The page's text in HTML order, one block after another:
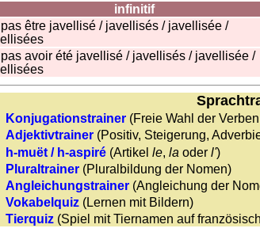
infinitif
être javellisé / javellisés / javellisée /
avoir été javellisé / javellisés / javellisée /
Konjugationstrainer (Freie Wahl der
Adjektivtrainer (Positiv, Steigerung,
h-muët / h-aspiré (Artikel le, la oder l')
Pluraltrainer (Pluralbildung der Nomen)
Angleichungstrainer (Angleichung der
Vokabelquiz (Lernen mit Bildern)
Tierquiz (Spiel mit Tiernamen auf